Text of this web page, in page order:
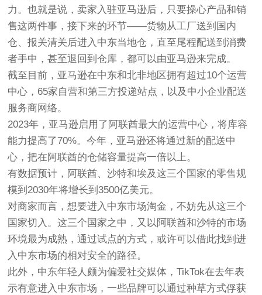
力。也就是说，卖家入驻亚马逊后，只要操心产品和销
售这两件事，接下来的环节——货物从工厂送到国内
仓、报关清关后进入中东当地仓，直至尾程配送到消费
者手中，甚至退回到仓库，都可以由亚马逊来完成。
截至目前，亚马逊在中东和北非地区拥有超过10个运营
中心，65家自营和第三方投递站点，以及中小企业配送
服务商网络。
2023年，亚马逊启用了阿联酋最大的运营中心，将库容
能力提高了70%。今年，亚马逊还将通过新的配送中
心，把在阿联酋的仓储容量提高一倍以上。
有数据预计，阿联酋、沙特和埃及这三个国家的零售规
模到2030年将增长到3500亿美元。
对商家而言，想要进入中东市场淘金，不妨先从这三个
国家切入。这三个国家之中，又以阿联酋和沙特的市场
环境最为成熟，通过试点的方式，或许可以借此找到进
入中东市场的相对安全的路径。
此外，中东年轻人颇为偏爱社交媒体，TikTok在去年表
示有意进入中东市场，一些品牌可以通过种草方式俘获